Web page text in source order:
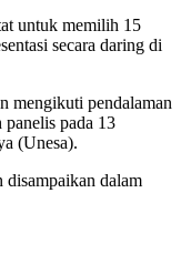
untuk memilih 15
secara daring di
mengikuti pendalaman
panelis pada 13
(Unesa).
disampaikan dalam